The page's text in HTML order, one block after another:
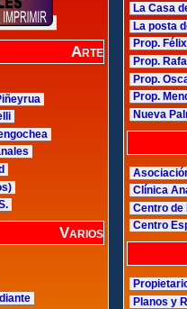
Arte
Varios
La Casa
La posta
Prop.
Prop.
Prop.
Prop.
Nueva
Clínica
Centro de
Centro
Planos y